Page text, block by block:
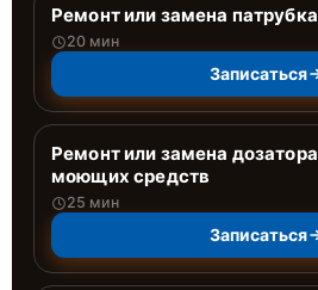
Ремонт или замена патрубка
20 мин
Записаться
Ремонт или замена дозатора
моющих средств
25 мин
Записаться